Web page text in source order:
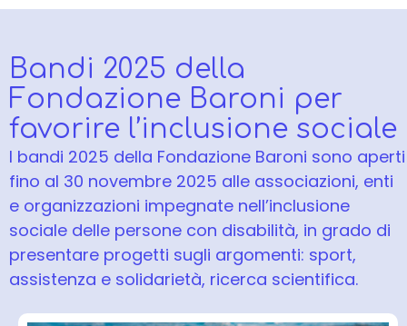
Bandi 2025 della
Fondazione Baroni per
favorire l’inclusione sociale
I bandi 2025 della Fondazione Baroni sono aperti
fino al 30 novembre 2025 alle associazioni, enti
e organizzazioni impegnate nell’inclusione
sociale delle persone con disabilità, in grado di
presentare progetti sugli argomenti: sport,
assistenza e solidarietà, ricerca scientifica.